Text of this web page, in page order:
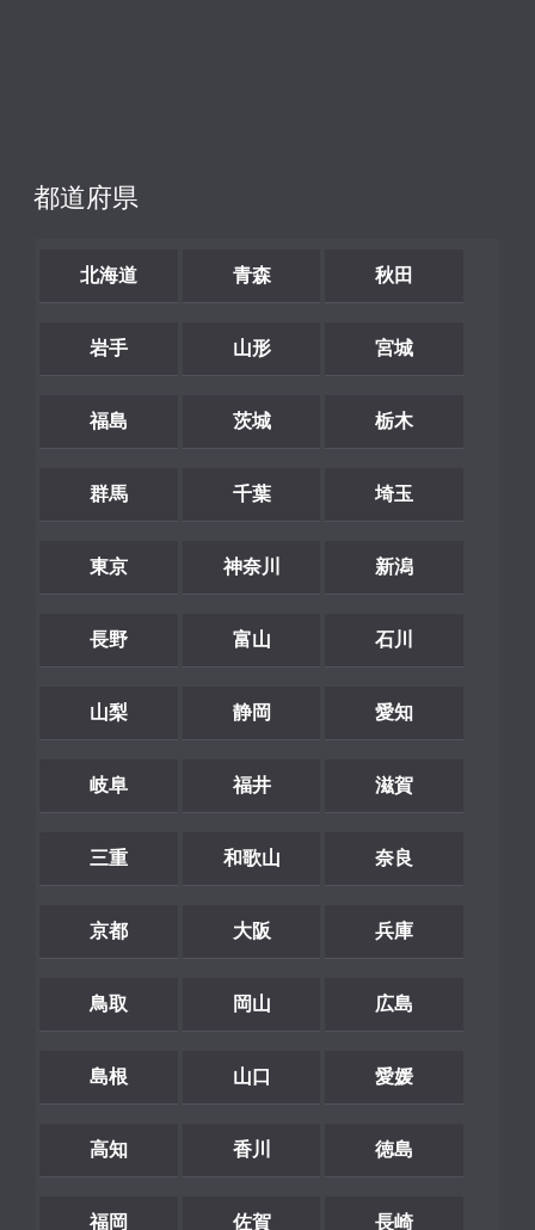
都道府県
北海道 青森 秋田
岩手 山形 宮城
福島 茨城 栃木
群馬 千葉 埼玉
東京 神奈川 新潟
長野 富山 石川
山梨 静岡 愛知
岐阜 福井 滋賀
三重 和歌山 奈良
京都 大阪 兵庫
鳥取 岡山 広島
島根 山口 愛媛
高知 香川 徳島
福岡 佐賀 長崎